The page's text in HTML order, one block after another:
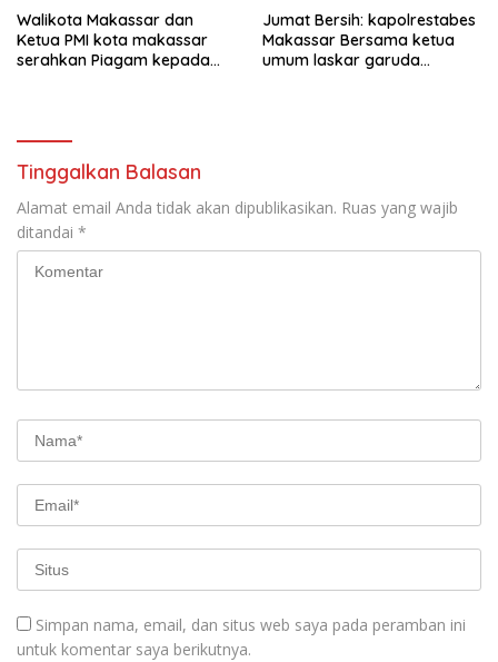
Walikota Makassar dan
Ketua PMI kota makassar
serahkan Piagam kepada
Jumat Bersih: kapolrestabes
Makassar Bersama ketua
umum laskar garuda
Tinggalkan Balasan
Alamat email Anda tidak akan dipublikasikan. Ruas yang wajib
ditandai *
Simpan nama, email, dan situs web saya pada peramban ini
untuk komentar saya berikutnya.